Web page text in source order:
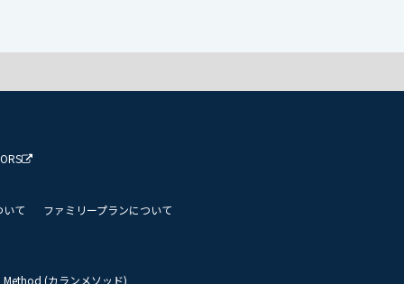
いて ファミリープランについて
Method (カランメソッド)